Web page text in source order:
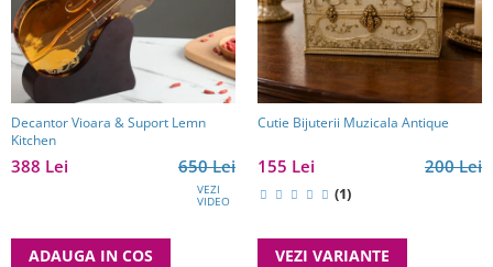
Decantor Vioara & Suport Lemn
Kitchen
650 Lei
388 Lei
VEZI
VIDEO
ADAUGA IN COS
Cutie Bijuterii Muzicala Antique
200 Lei
155 Lei
(1)
VEZI VARIANTE